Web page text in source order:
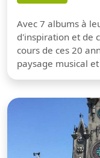
Avec 7 albums à
d'inspiration et de
cours de ces 20
paysage musical